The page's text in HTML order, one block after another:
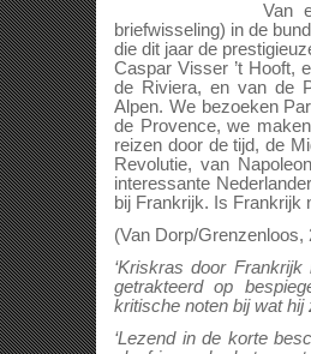
Van
briefwisseling) in de
die dit jaar de
Caspar Visser ’t Hooft,
de Riviera, en van de
Alpen. We bezoeken
de Provence, we
reizen door de tijd, de
Revolutie, van
interessante
bij Frankrijk. Is Frankrijk
(Van Dorp/Grenzenloos,
‘Kriskras door
getrakteerd op
kritische noten bij wat hij
‘Lezend in de korte